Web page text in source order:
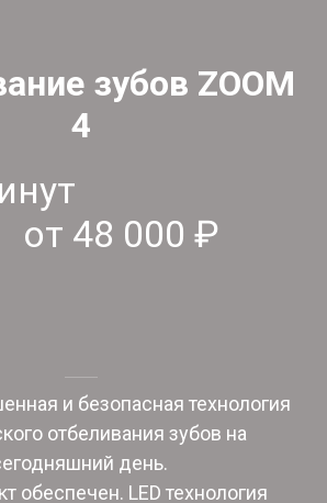
зубов ZOOM
4
минут
48 000 ₽
и безопасная технология
отбеливания зубов на
день.
обеспечен. LED технология